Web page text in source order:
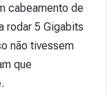
cabeamento de
rodar 5 Gigabits
não tivessem
que